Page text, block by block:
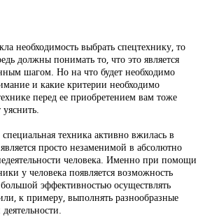
необходимость выбрать спецтехнику, то
должны понимать то, что это является
шагом. Но на что будет необходимо
и какие критерии необходимо
перед ее приобретением вам тоже
техника активно вжилась в
просто незаменимой в абсолютно
человека. Именно при помощи
у человека появляется возможность
эффективностью осуществлять
к примеру, выполнять разнообразные